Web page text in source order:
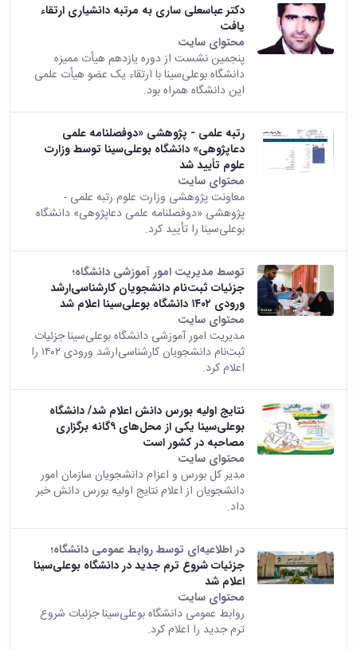
معظم
رهبری
تماس
عمومی
آدرس
دانشکده‌ها
شماره
تلفن‌ها
آموزش
کارکنان
سایر
تقویم
اخلاق
آموزش
دانش‌آموختگان
آزمایشگاه
باستان
شناسی
آزمایشگاه
آزمایشگاه
ژئوماتیک
پژوهش
اسناد
پایان
نامه
و
رساله
انتشارات
دانشگاه
نشر
کتب
مجلات
فناوری
و
حسابداری
رزن
صنایع
مجتمع
آموزش
عالی
فاطمیه
نهاوند
زمین
چمن
سالن‌های
ورزشی
دانشگاه
موزه
تاریخ
طبیعی
دانشگاه
(محمد)
دکتر عباسعلی ساری به مرتبه دانشیاری ارتقاء
یافت
محتوای سایت
پنجمین نشست از دوره یازدهم هیأت ممیزه
دانشگاه بوعلی‌سینا با ارتقاء یک عضو هیأت علمی
این دانشگاه همراه بود.
رتبه علمی - پژوهشی «دوفصلنامه علمی
دعاپژوهی» دانشگاه بوعلی‌سینا توسط وزارت
علوم تأیید شد
محتوای سایت
معاونت پژوهشی وزارت علوم رتبه علمی -
پژوهشی «دوفصلنامه علمی دعاپژوهی» دانشگاه
بوعلی‌سینا را تأیید کرد.
توسط مدیریت امور آموزشی دانشگاه؛
جزئیات ثبت‌نام دانشجویان کارشناسی‌ارشد
ورودی ۱۴۰۲ دانشگاه بوعلی‌سینا اعلام شد
محتوای سایت
مدیریت امور آموزشی دانشگاه بوعلی‌سینا جزئیات
ثبت‌نام دانشجویان کارشناسی‌ارشد ورودی ۱۴۰۲ را
اعلام کرد.
نتایج اولیه بورس دانش اعلام شد/ دانشگاه
بوعلی‌سینا یکی از محل‌های ۹‌گانه برگزاری
مصاحبه در کشور است
محتوای سایت
مدیر کل بورس و اعزام دانشجویان سازمان امور
دانشجویان از اعلام نتایج اولیه بورس دانش خبر
داد.
در اطلاعیه‌ای توسط روابط عمومی دانشگاه؛
جزئیات شروع ترم جدید در دانشگاه بوعلی‌سینا
اعلام شد
محتوای سایت
روابط عمومی دانشگاه بوعلی‌سینا جزئیات شروع
ترم جدید را اعلام کرد.